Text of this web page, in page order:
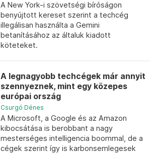
A New York-i szövetségi bíróságon
benyújtott kereset szerint a techcég
illegálisan használta a Gemini
betanításához az általuk kiadott
köteteket.
A legnagyobb techcégek már annyit
szennyeznek, mint egy közepes
európai ország
Csurgó Dénes
A Microsoft, a Google és az Amazon
kibocsátása is berobbant a nagy
mesterséges intelligencia boommal, de a
cégek szerint így is karbonsemlegesek